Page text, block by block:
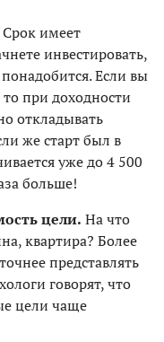
Срок имеет
инвестировать,
Если вы
то при доходности
откладывать
же старт был в
уже до 4 500
больше!⠀
цели. На что
квартира? Более
представлять
говорят, что
цели чаще